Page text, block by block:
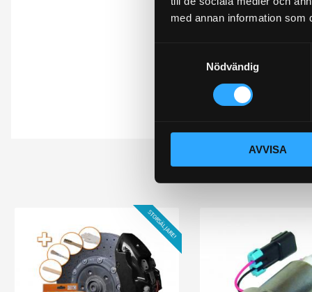
med annan information som
s
a
Nödvändig
AVVISA
STORSÄLJARE!